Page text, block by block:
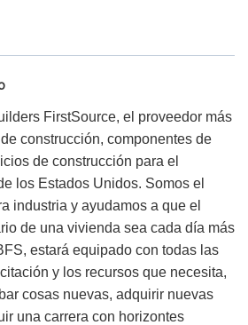
FirstSource, el proveedor más
construcción, componentes de
de construcción para el
los Estados Unidos. Somos el
industria y ayudamos a que el
de una vivienda sea cada día más
estará equipado con todas las
y los recursos que necesita,
cosas nuevas, adquirir nuevas
una carrera con horizontes